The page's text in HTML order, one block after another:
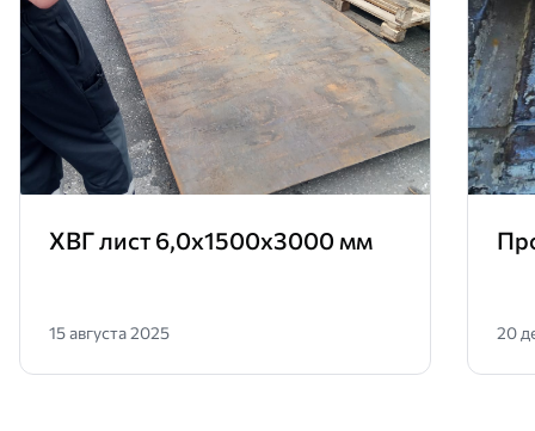
ХВГ лист 6,0х1500х3000 мм
15 августа 2025 20